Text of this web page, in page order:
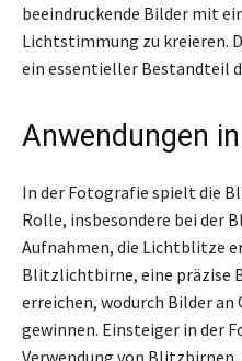
beeindruckende Bilder mit
Lichtstimmung zu
ein essentieller Bestandteil
Anwendungen
In der Fotografie spielt die
Rolle, insbesondere bei der
Aufnahmen, die Lichtblitze
Blitzlichtbirne, eine präzise
erreichen, wodurch Bilder
gewinnen. Einsteiger in der
Verwendung von Blitzbirnen,